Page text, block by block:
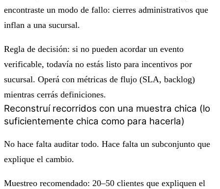
encontraste un modo de fallo: cierres administrativos que
inflan a una sucursal.
Regla de decisión: si no pueden acordar un evento
verificable, todavía no estás listo para incentivos por
sucursal. Operá con métricas de flujo (SLA, backlog)
mientras cerrás definiciones.
Reconstruí recorridos con una muestra chica (lo
suficientemente chica como para hacerla)
No hace falta auditar todo. Hace falta un subconjunto que
explique el cambio.
Muestreo recomendado: 20–50 clientes que expliquen el